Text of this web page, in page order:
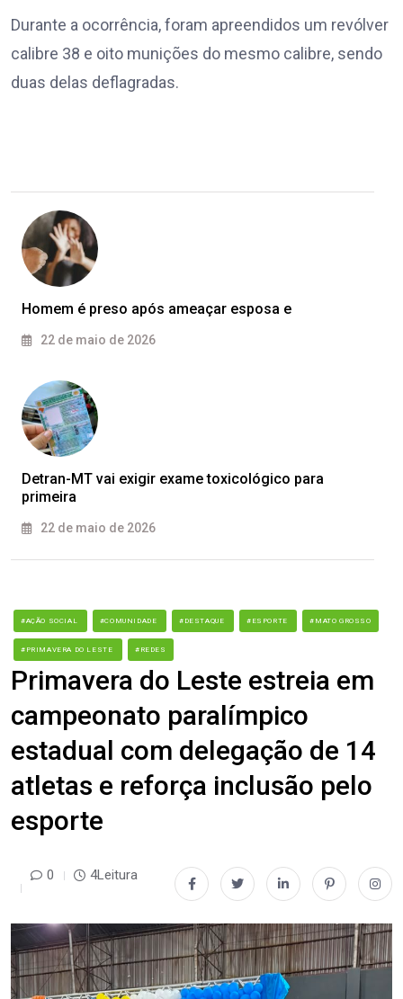
Durante a ocorrência, foram apreendidos um revólver
calibre 38 e oito munições do mesmo calibre, sendo
duas delas deflagradas.
Homem é preso após ameaçar esposa e
22 de maio de 2026
Detran-MT vai exigir exame toxicológico para
primeira
22 de maio de 2026
#AÇÃO SOCIAL #COMUNIDADE #DESTAQUE #ESPORTE #MATO GROSSO
#PRIMAVERA DO LESTE #REDES
Primavera do Leste estreia em
campeonato paralímpico
estadual com delegação de 14
atletas e reforça inclusão pelo
esporte
0 4Leitura